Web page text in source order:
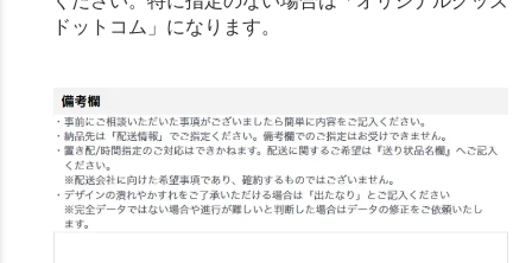
ドットコム」になります。